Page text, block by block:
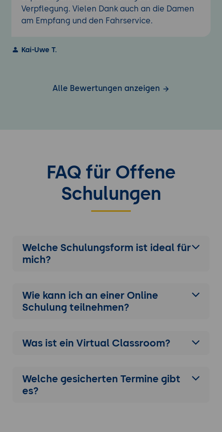
Verpflegung. Vielen Dank auch an die Damen
am Empfang und den Fahrservice.
Kai-Uwe T.
Alle Bewertungen anzeigen
FAQ für Offene
Schulungen
Welche Schulungsform ist ideal für
mich?
Wie kann ich an einer Online
Schulung teilnehmen?
Was ist ein Virtual Classroom?
Welche gesicherten Termine gibt
es?